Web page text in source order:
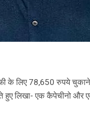
के लिए 78,650 रुपये
हुए लिखा- एक कैपेचीनो